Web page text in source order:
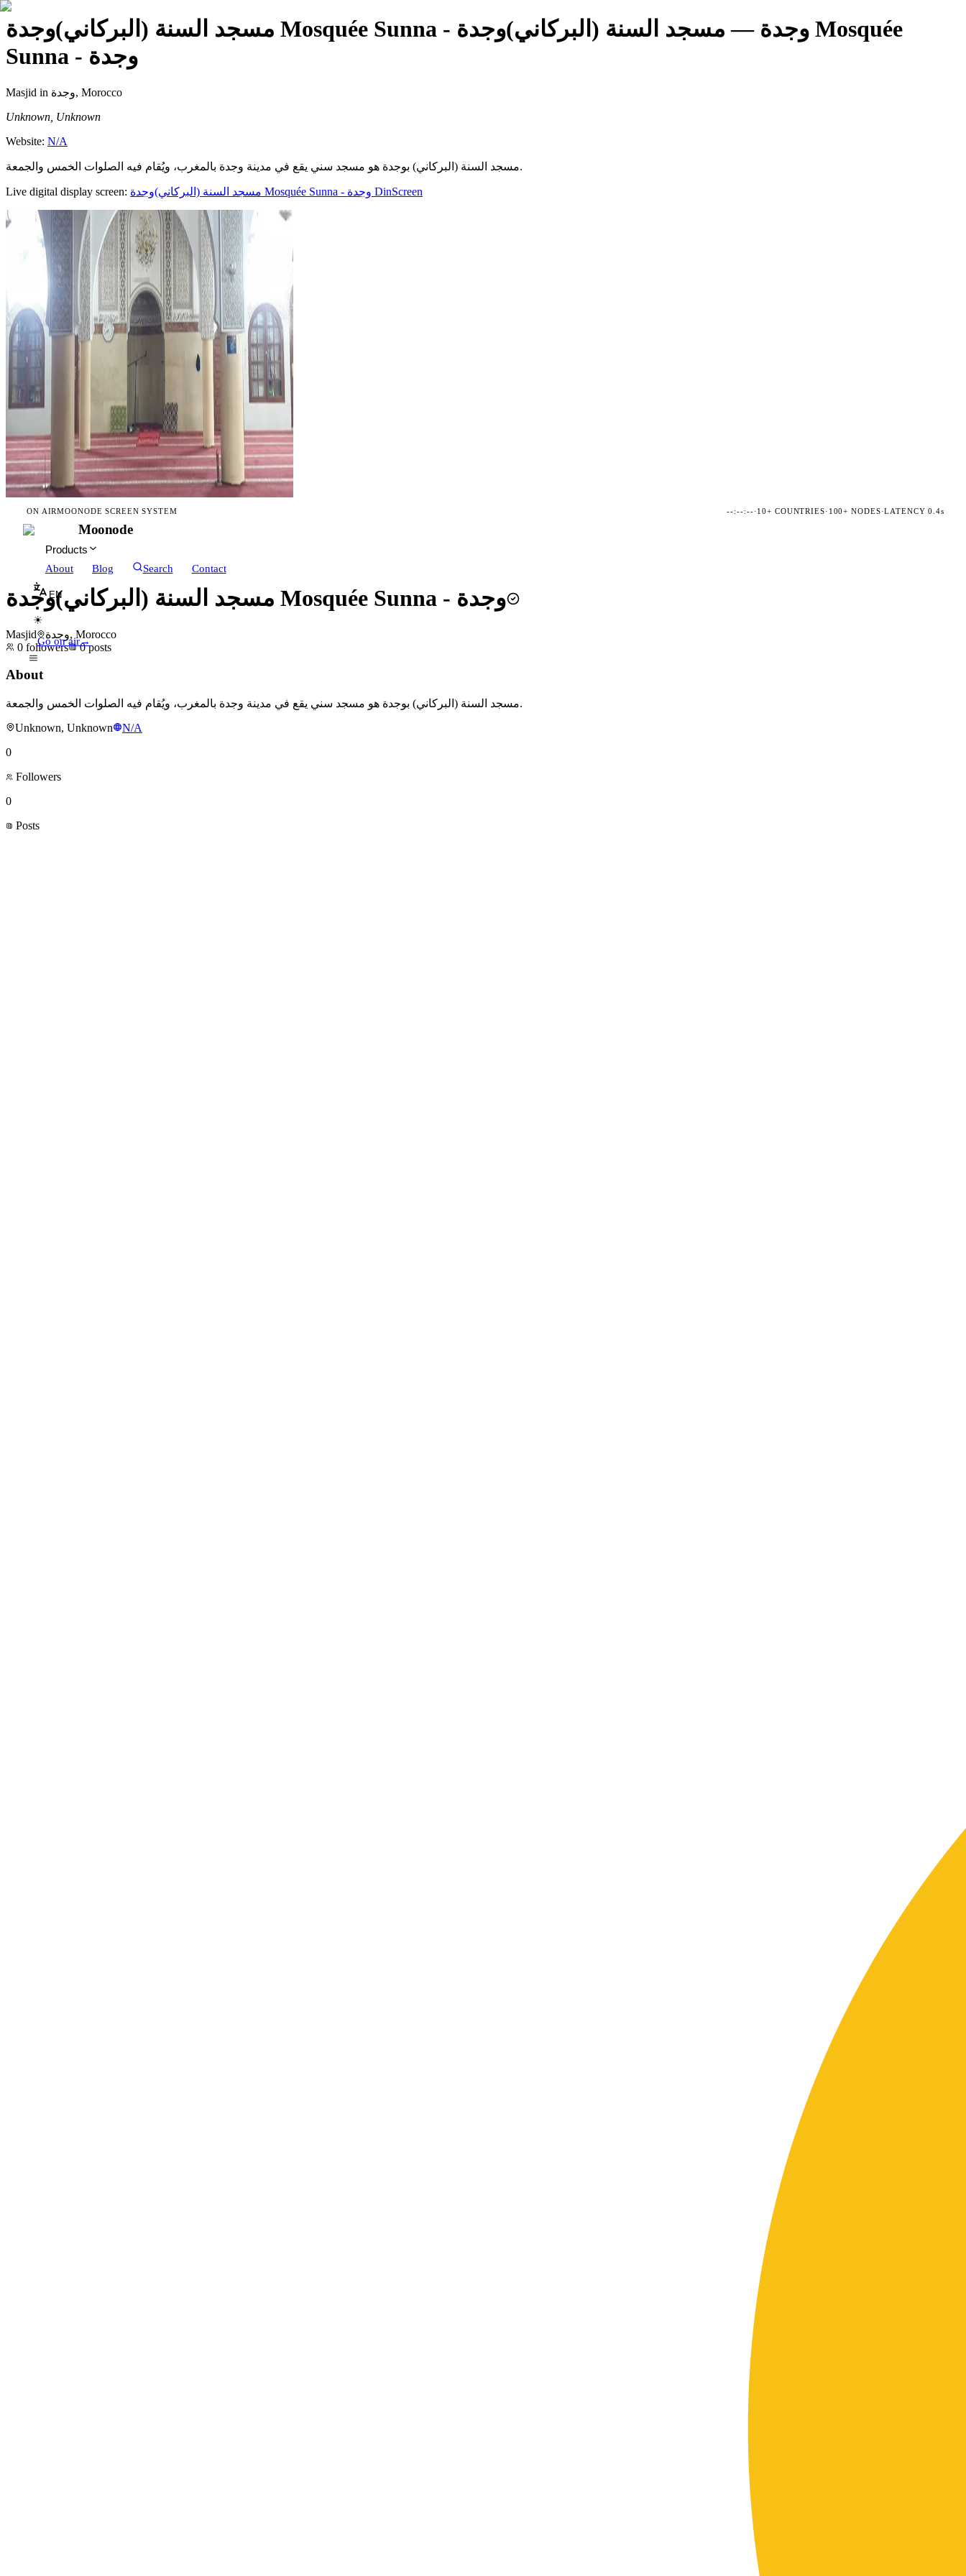
مسجد السنة (البركاني)وجدة Mosquée Sunna - وجدة — مسجد السنة (البركاني)وجدة Mosquée
Sunna - وجدة
Masjid
in وجدة, Morocco
Unknown, Unknown
Website: N/A
مسجد السنة (البركاني) بوجدة هو مسجد سني يقع في مدينة وجدة بالمغرب، ويُقام فيه الصلوات الخمس والجمعة.
Live digital display screen: مسجد السنة (البركاني)وجدة Mosquée Sunna - وجدة DinScreen
ON AIRMOONODE SCREEN SYSTEM --:--:--·10+ COUNTRIES· 100+ NODES·LATENCY 0.4s
Moonode
Products
About
Blog Search Contact
EN
☀
Go on air→
مسجد السنة (البركاني)وجدة Mosquée Sunna - وجدة
Masjid
وجدة, Morocco
0 followers 0 posts
About
مسجد السنة (البركاني) بوجدة هو مسجد سني يقع في مدينة وجدة بالمغرب، ويُقام فيه الصلوات الخمس والجمعة.
Unknown, Unknown
N/A
0
Followers
0
Posts